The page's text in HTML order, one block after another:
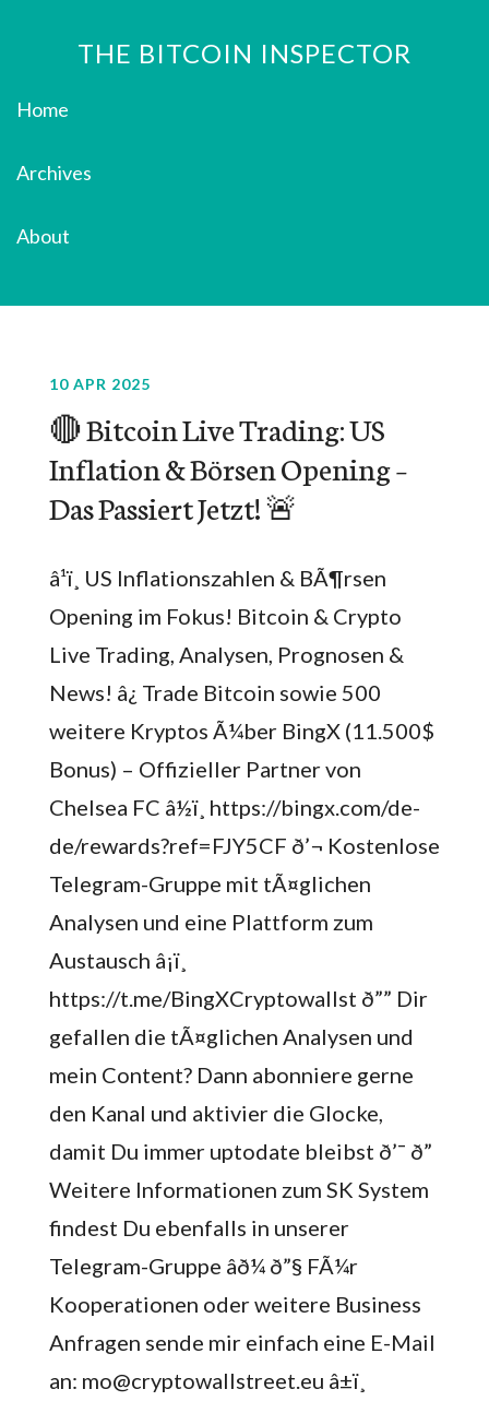
THE BITCOIN INSPECTOR
Home
Archives
About
10 APR 2025
🔴 Bitcoin Live Trading: US
Inflation & Börsen Opening –
Das Passiert Jetzt! 🚨
â¹ï¸ US Inflationszahlen & BÃ¶rsen
Opening im Fokus! Bitcoin & Crypto
Live Trading, Analysen, Prognosen &
News! â¿ Trade Bitcoin sowie 500
weitere Kryptos Ã¼ber BingX (11.500$
Bonus) – Offizieller Partner von
Chelsea FC â½ï¸ https://bingx.com/de-
de/rewards?ref=FJY5CF ð’¬ Kostenlose
Telegram-Gruppe mit tÃ¤glichen
Analysen und eine Plattform zum
Austausch â¡ï¸
https://t.me/BingXCryptowallst ð”” Dir
gefallen die tÃ¤glichen Analysen und
mein Content? Dann abonniere gerne
den Kanal und aktivier die Glocke,
damit Du immer uptodate bleibst ð’¯ ð”
Weitere Informationen zum SK System
findest Du ebenfalls in unserer
Telegram-Gruppe âð¼ ð”§ FÃ¼r
Kooperationen oder weitere Business
Anfragen sende mir einfach eine E-Mail
an: mo@cryptowallstreet.eu â±ï¸